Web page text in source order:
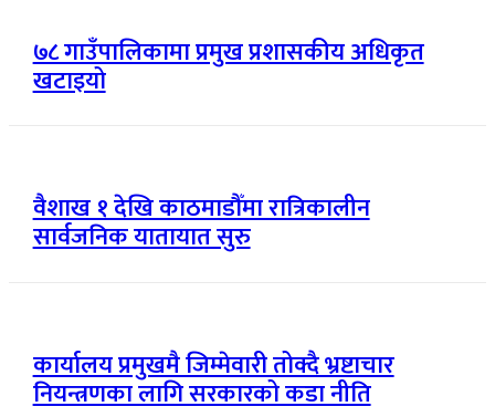
७८ गाउँपालिकामा प्रमुख प्रशासकीय अधिकृत
खटाइयो
वैशाख १ देखि काठमाडौँमा रात्रिकालीन
सार्वजनिक यातायात सुरु
कार्यालय प्रमुखमै जिम्मेवारी तोक्दै भ्रष्टाचार
नियन्त्रणका लागि सरकारको कडा नीति